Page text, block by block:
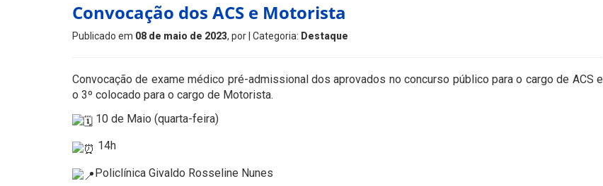
Convocação dos ACS e Motorista
Publicado em 08 de maio de 2023, por | Categoria: Destaque
Convocação de exame médico pré-admissional dos aprovados no concurso público para o cargo de ACS e
o 3º colocado para o cargo de Motorista.
10 de Maio (quarta-feira)
14h
Policlínica Givaldo Rosseline Nunes